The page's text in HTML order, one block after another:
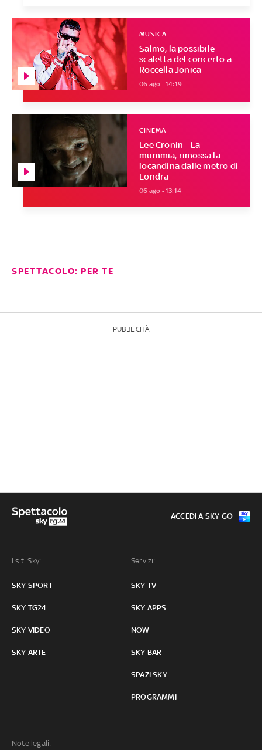
Salmo, la possibile
scaletta del concerto a
Roccella Jonica
MUSICA
06 ago - 14:19
Lee Cronin - La
mummia, rimossa la
locandina dalle metro di
Londra
CINEMA
06 ago - 13:14
SPETTACOLO: PER TE
PUBBLICITÀ
I siti Sky:
SKY SPORT
SKY TG24
SKY VIDEO
SKY ARTE
Servizi:
SKY TV
SKY APPS
NOW
SKY BAR
SPAZI SKY
PROGRAMMI
Note legali:
ACCEDI A SKY GO